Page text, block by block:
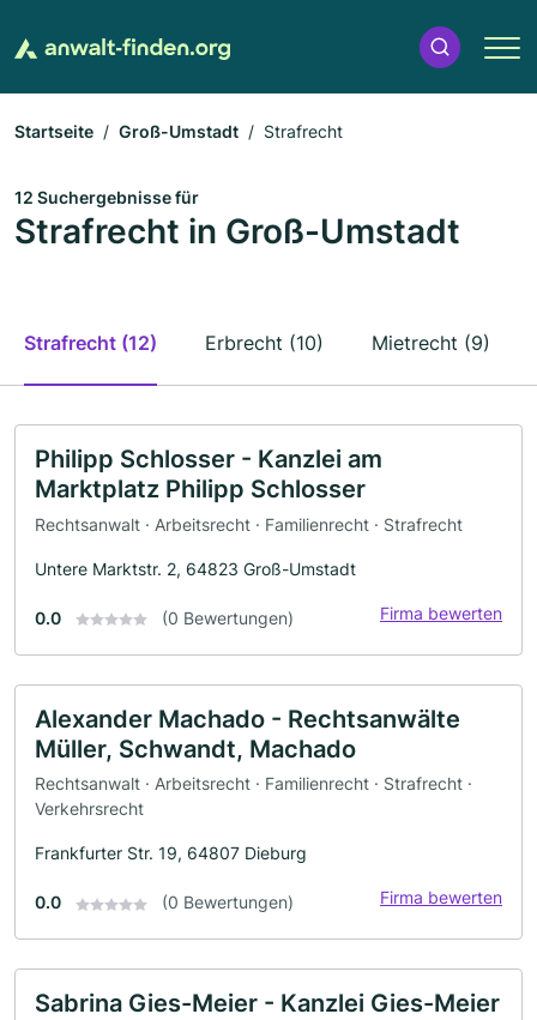
Startseite Groß-Umstadt Strafrecht
12 Suchergebnisse für
Strafrecht in Groß-Umstadt
Strafrecht (12) Erbrecht (10) Mietrecht (9)
Philipp Schlosser - Kanzlei am
Marktplatz Philipp Schlosser
Rechtsanwalt · Arbeitsrecht · Familienrecht · Strafrecht
Untere Marktstr. 2, 64823 Groß-Umstadt
0.0 (0 Bewertungen) Firma bewerten
Alexander Machado - Rechtsanwälte
Müller, Schwandt, Machado
Rechtsanwalt · Arbeitsrecht · Familienrecht · Strafrecht ·
Verkehrsrecht
Frankfurter Str. 19, 64807 Dieburg
0.0 (0 Bewertungen) Firma bewerten
Sabrina Gies-Meier - Kanzlei Gies-Meier